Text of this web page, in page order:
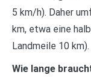
5 km/h). Daher
km, etwa eine
Landmeile 10 km).
Wie lange